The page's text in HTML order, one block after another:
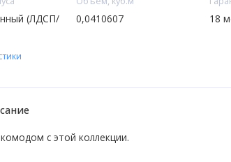
(ЛДСП/
0,0410607 18
с этой коллекции.